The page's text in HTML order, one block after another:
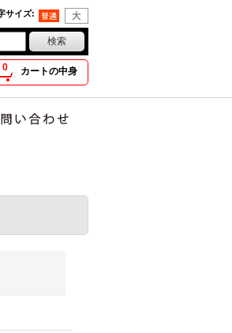
サイズ:
0 カートの中身